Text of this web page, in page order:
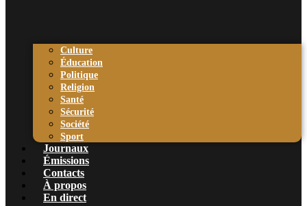
Culture
Éducation
Politique
Religion
Santé
Sécurité
Société
Sport
Journaux
Émissions
Contacts
À propos
En direct